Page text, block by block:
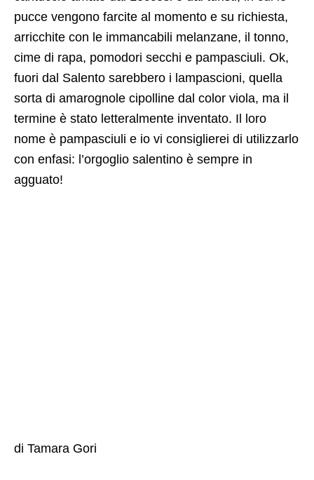
pucce vengono farcite al momento e su richiesta,
arricchite con le immancabili melanzane, il tonno,
cime di rapa, pomodori secchi e pampasciuli. Ok,
fuori dal Salento sarebbero i lampascioni, quella
sorta di amarognole cipolline dal color viola, ma il
termine è stato letteralmente inventato. Il loro
nome è pampasciuli e io vi consiglierei di utilizzarlo
con enfasi: l’orgoglio salentino è sempre in
agguato!
di Tamara Gori